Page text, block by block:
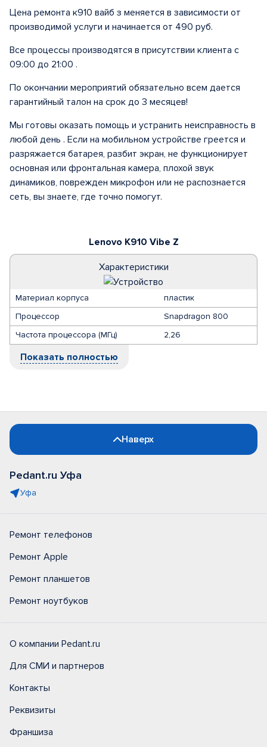
Lenovo K910 Vibe Z
Характеристики
Материал корпуса
пластик
Процессор
Snapdragon 800
Частота процессора (МГц)
2,26
Показать полностью
Цена ремонта к910 вайб з меняется в зависимости от
производимой услуги и начинается от 490 руб.
Все процессы производятся в присутствии клиента с
09:00 до 21:00 .
По окончании мероприятий обязательно всем дается
гарантийный талон на срок до 3 месяцев!
Мы готовы оказать помощь и устранить неисправность в
любой день . Если на мобильном устройстве греется и
разряжается батарея, разбит экран, не функционирует
основная или фронтальная камера, плохой звук
динамиков, поврежден микрофон или не распознается
сеть, вы знаете, где точно помогут.
Наверх
Pedant.ru Уфа
Уфа
Ремонт телефонов
Ремонт Apple
Ремонт планшетов
Ремонт ноутбуков
О компании Pedant.ru
Для СМИ и партнеров
Контакты
Реквизиты
Франшиза